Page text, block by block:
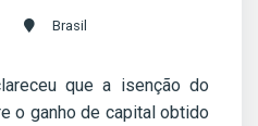
Brasil
que a isenção do
o ganho de capital obtido